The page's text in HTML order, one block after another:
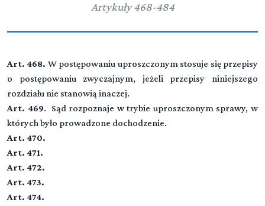
Artykuły 468-484
Art. 468. W postępowaniu uproszczonym stosuje się przepisy
o postępowaniu zwyczajnym, jeżeli przepisy niniejszego
rozdziału nie stanowią inaczej.
Art. 469. Sąd rozpoznaje w trybie uproszczonym sprawy, w
których było prowadzone dochodzenie.
Art. 470.
Art. 471.
Art. 472.
Art. 473.
Art. 474.